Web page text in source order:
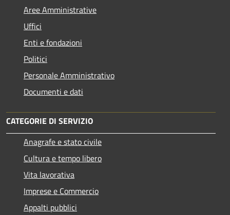
Aree Amministrative
Uffici
Enti e fondazioni
Politici
Personale Amministrativo
Documenti e dati
CATEGORIE DI SERVIZIO
Anagrafe e stato civile
Cultura e tempo libero
Vita lavorativa
Imprese e Commercio
Appalti pubblici